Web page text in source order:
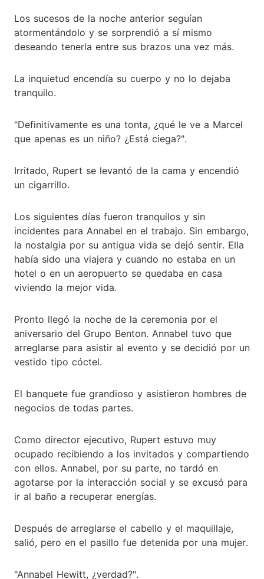
Los sucesos de la noche anterior seguían
atormentándolo y se sorprendió a sí mismo
deseando tenerla entre sus brazos una vez más.
La inquietud encendía su cuerpo y no lo dejaba
tranquilo.
"Definitivamente es una tonta, ¿qué le ve a Marcel
que apenas es un niño? ¿Está ciega?".
Irritado, Rupert se levantó de la cama y encendió
un cigarrillo.
Los siguientes días fueron tranquilos y sin
incidentes para Annabel en el trabajo. Sin embargo,
la nostalgia por su antigua vida se dejó sentir. Ella
había sido una viajera y cuando no estaba en un
hotel o en un aeropuerto se quedaba en casa
viviendo la mejor vida.
Pronto llegó la noche de la ceremonia por el
aniversario del Grupo Benton. Annabel tuvo que
arreglarse para asistir al evento y se decidió por un
vestido tipo cóctel.
El banquete fue grandioso y asistieron hombres de
negocios de todas partes.
Como director ejecutivo, Rupert estuvo muy
ocupado recibiendo a los invitados y compartiendo
con ellos. Annabel, por su parte, no tardó en
agotarse por la interacción social y se excusó para
ir al baño a recuperar energías.
Después de arreglarse el cabello y el maquillaje,
salió, pero en el pasillo fue detenida por una mujer.
"Annabel Hewitt, ¿verdad?".